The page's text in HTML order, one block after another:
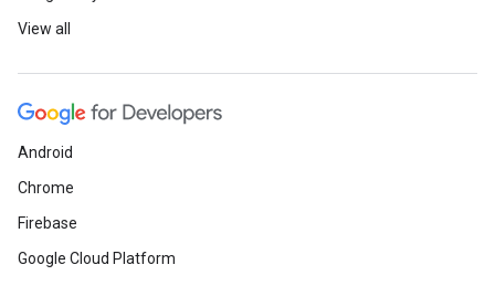
View all
Android
Chrome
Firebase
Google Cloud Platform